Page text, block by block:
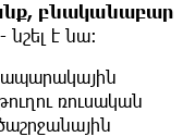
բնականաբար
- նշել է նա։
ռուսական